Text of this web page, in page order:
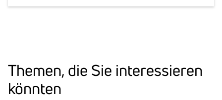
Themen, die Sie inter­es­sieren
könnten